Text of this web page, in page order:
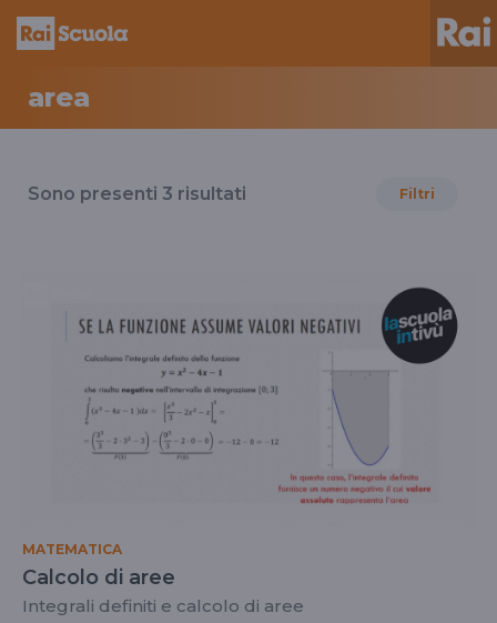
area
ilSono presenti 3 risultati Filtri
MATEMATICA
Calcolo di aree
Integrali definiti e calcolo di aree